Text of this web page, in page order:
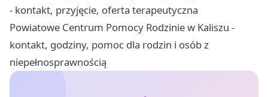
- kontakt, przyjęcie, oferta terapeutyczna
Powiatowe Centrum Pomocy Rodzinie w Kaliszu -
kontakt, godziny, pomoc dla rodzin i osób z
niepełnosprawnością